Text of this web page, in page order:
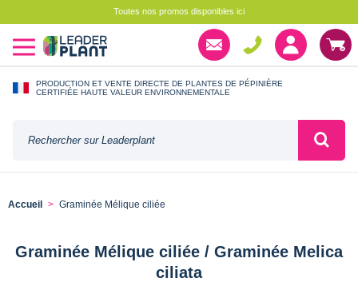
Toutes nos promos disponibles ici
PRODUCTION ET VENTE DIRECTE DE PLANTES DE PÉPINIÈRE
CERTIFIÉE HAUTE VALEUR ENVIRONNEMENTALE
Accueil Graminée Mélique ciliée
Graminée Mélique ciliée / Graminée Melica
ciliata